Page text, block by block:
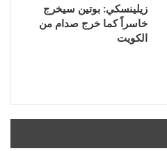
زيلينسكي: بوتين سيخرج
خاسراً كما خرج صدام من
الكويت